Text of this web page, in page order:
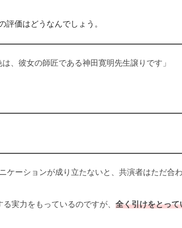
価はどうなんでしょう。
、彼女の師匠である神田寛明先生譲りです」
ケーションが成り立たないと、共演者はただ合
実力をもっているのですが、 全く引けをとっ